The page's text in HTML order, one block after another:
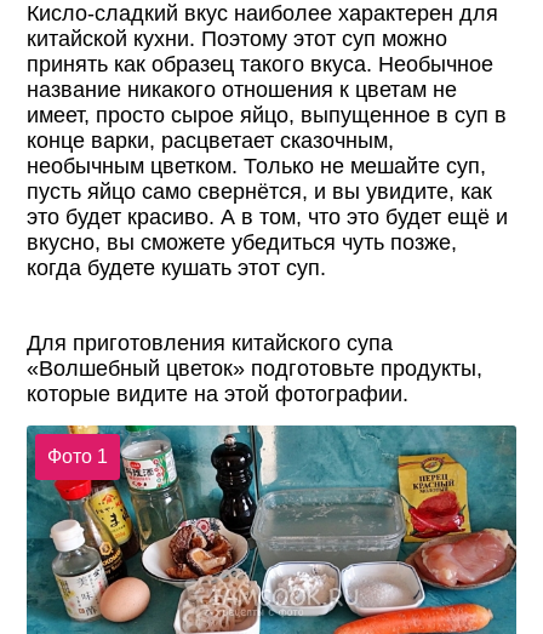
Кисло-сладкий вкус наиболее характерен для
китайской кухни. Поэтому этот суп можно
принять как образец такого вкуса. Необычное
название никакого отношения к цветам не
имеет, просто сырое яйцо, выпущенное в суп в
конце варки, расцветает сказочным,
необычным цветком. Только не мешайте суп,
пусть яйцо само свернётся, и вы увидите, как
это будет красиво. А в том, что это будет ещё и
вкусно, вы сможете убедиться чуть позже,
когда будете кушать этот суп.
Для приготовления китайского супа
«Волшебный цветок» подготовьте продукты,
которые видите на этой фотографии.
Фото 1